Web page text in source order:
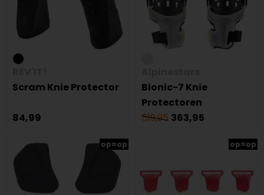
Scram Knie Protector
84,99
Bionic-7 Knie
Protectoren
519,95 363,95
op=op op=op